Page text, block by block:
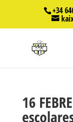
+34
16